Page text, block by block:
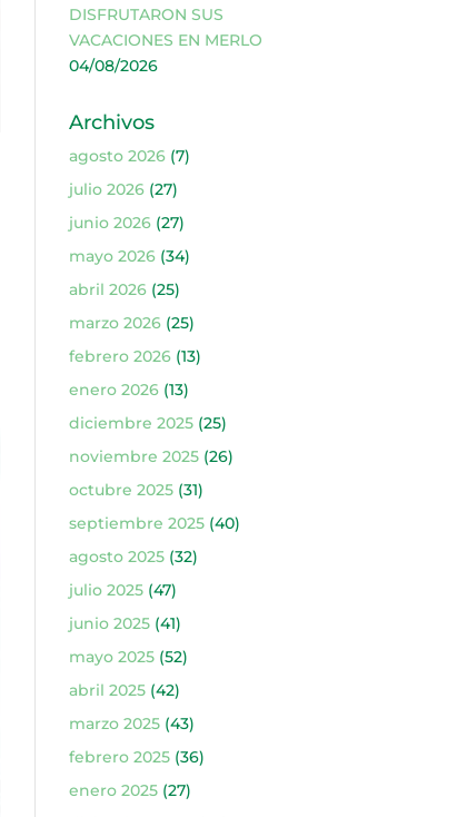
DISFRUTARON SUS
VACACIONES EN MERLO
04/08/2026
Archivos
agosto 2026(7)
julio 2026(27)
junio 2026(27)
mayo 2026(34)
abril 2026(25)
marzo 2026(25)
febrero 2026(13)
enero 2026(13)
diciembre 2025(25)
noviembre 2025(26)
octubre 2025(31)
septiembre 2025(40)
agosto 2025(32)
julio 2025(47)
junio 2025(41)
mayo 2025(52)
abril 2025(42)
marzo 2025(43)
febrero 2025(36)
enero 2025(27)